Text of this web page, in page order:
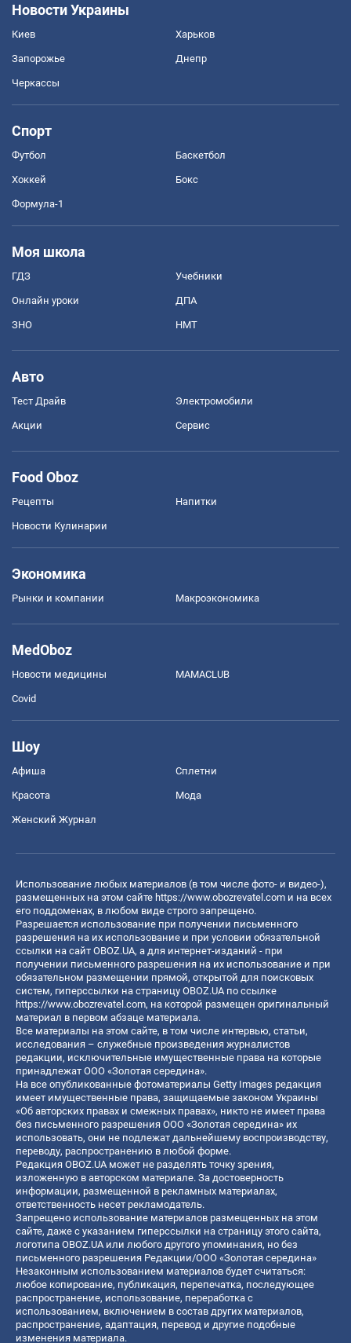
Новости Украины
Киев Харьков
Запорожье Днепр
Черкассы
Спорт
Футбол Баскетбол
Хоккей Бокс
Формула-1
Моя школа
ГДЗ Учебники
Онлайн уроки ДПА
ЗНО НМТ
Авто
Тест Драйв Электромобили
Акции Сервис
Food Oboz
Рецепты Напитки
Новости Кулинарии
Экономика
Рынки и компании Mакроэкономика
MedOboz
Новости медицины MAMACLUB
Covid
Шоу
Афиша Сплетни
Красота Мода
Женский Журнал
Использование любых материалов (в том числе фото- и видео-),
размещенных на этом сайте https://www.obozrevatel.com и на всех
его поддоменах, в любом виде строго запрещено.
Разрешается использование при получении письменного
разрешения на их использование и при условии обязательной
ссылки на сайт OBOZ.UA, а для интернет-изданий - при
получении письменного разрешения на их использование и при
обязательном размещении прямой, открытой для поисковых
систем, гиперссылки на страницу OBOZ.UA по ссылке
https://www.obozrevatel.com, на которой размещен оригинальный
материал в первом абзаце материала.
Все материалы на этом сайте, в том числе интервью, статьи,
исследования – служебные произведения журналистов
редакции, исключительные имущественные права на которые
принадлежат ООО «Золотая середина».
На все опубликованные фотоматериалы Getty Images редакция
имеет имущественные права, защищаемые законом Украины
«Об авторских правах и смежных правах», никто не имеет права
без письменного разрешения ООО «Золотая середина» их
использовать, они не подлежат дальнейшему воспроизводству,
переводу, распространению в любой форме.
Редакция OBOZ.UA может не разделять точку зрения,
изложенную в авторском материале. За достоверность
информации, размещенной в рекламных материалах,
ответственность несет рекламодатель.
Запрещено использование материалов размещенных на этом
сайте, даже с указанием гиперссылки на страницу этого сайта,
логотипа OBOZ.UA или любого другого упоминания, но без
письменного разрешения Редакции/ООО «Золотая середина»
Незаконным использованием материалов будет считаться:
любое копирование, публикация, перепечатка, последующее
распространение, использование, переработка с
использованием, включением в состав других материалов,
распространение, адаптация, перевод и другие подобные
изменения материала.